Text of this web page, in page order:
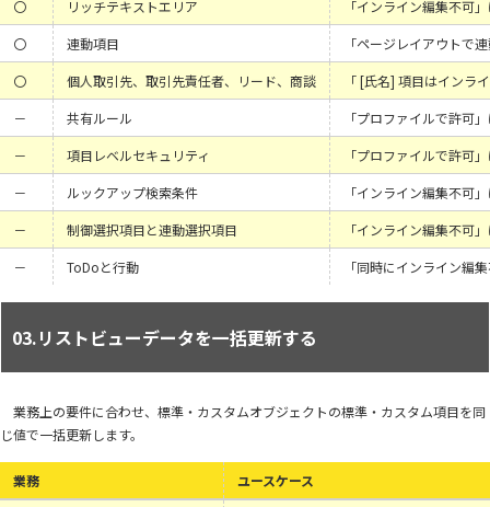
〇
リッチテキストエリア
「インライン編集不可
〇
連動項目
「ページレイアウトで
〇
個人取引先、取引先責任者、リード、商談
「 [氏名] 項目はインラ
－
共有ルール
「プロファイルで許可
－
項目レベルセキュリティ
「プロファイルで許可
－
ルックアップ検索条件
「インライン編集不可
－
制御選択項目と連動選択項目
「インライン編集不可
－
ToDoと行動 「同時にインライン編
03.リストビューデータを一括更新する
業務上の要件に合わせ、標準・カスタムオブジェクトの標準・カスタム項目を同
じ値で一括更新します。
業務 ユースケース